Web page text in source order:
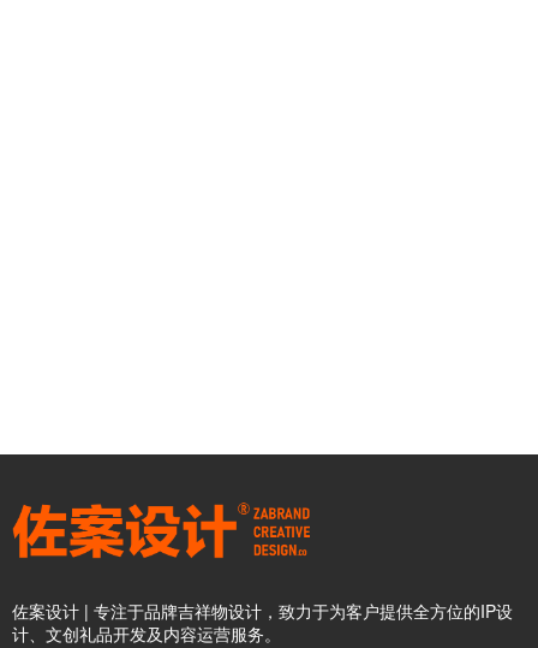
佐案设计 | 专注于品牌吉祥物设计，致力于为客户提供全方位的IP设
计、文创礼品开发及内容运营服务。